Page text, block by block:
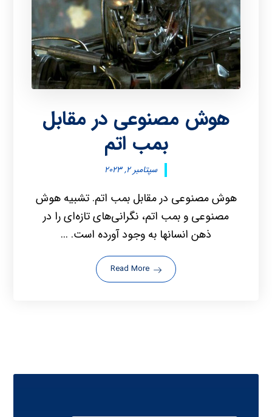
هوش مصنوعی در مقابل
بمب اتم
سپتامبر ۲, ۲۰۲۳
هوش مصنوعی در مقابل بمب اتم. تشبیه هوش
مصنوعی و بمب اتم، نگرانی‌های تازه‌ای را در
ذهن انسانها به وجود آورده است. ...
Read More